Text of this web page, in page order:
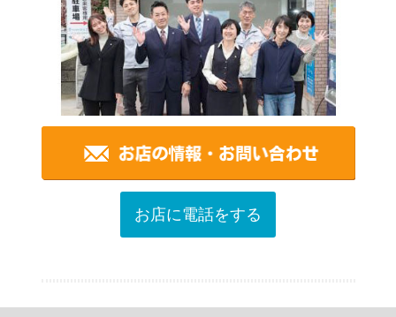
お店に電話をする